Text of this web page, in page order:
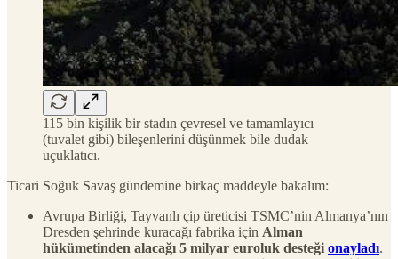
115 bin kişilik bir stadın çevresel ve tamamlayıcı
(tuvalet gibi) bileşenlerini düşünmek bile dudak
uçuklatıcı.
Ticari Soğuk Savaş gündemine birkaç maddeyle bakalım:
Avrupa Birliği, Tayvanlı çip üreticisi TSMC’nin Almanya’nın
Dresden şehrinde kuracağı fabrika için Alman
hükümetinden alacağı 5 milyar euroluk desteği onayladı.